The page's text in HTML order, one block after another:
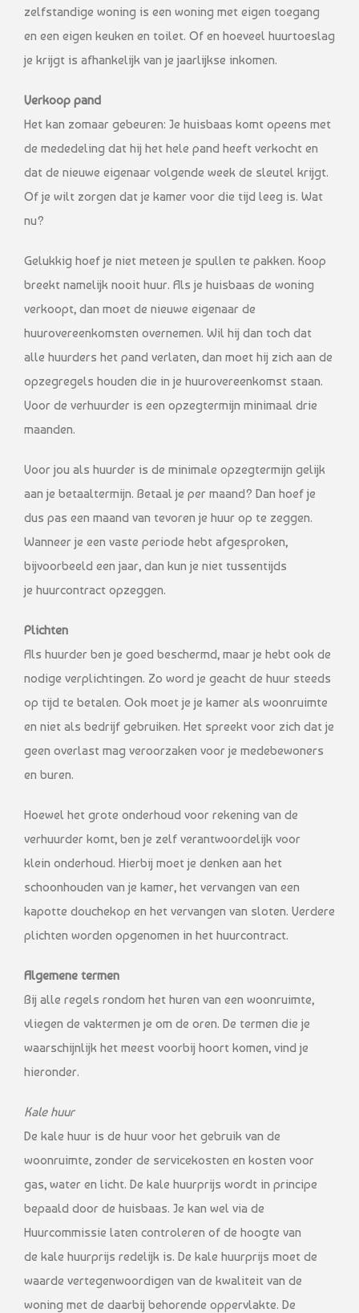
zelfstandige woning is een woning met eigen toegang
en een eigen keuken en toilet. Of en hoeveel huurtoeslag
je krijgt is afhankelijk van je jaarlijkse inkomen.
Verkoop pand
Het kan zomaar gebeuren: Je huisbaas komt opeens met
de mededeling dat hij het hele pand heeft verkocht en
dat de nieuwe eigenaar volgende week de sleutel krijgt.
Of je wilt zorgen dat je kamer voor die tijd leeg is. Wat
nu?
Gelukkig hoef je niet meteen je spullen te pakken. Koop
breekt namelijk nooit huur. Als je huisbaas de woning
verkoopt, dan moet de nieuwe eigenaar de
huurovereenkomsten overnemen. Wil hij dan toch dat
alle huurders het pand verlaten, dan moet hij zich aan de
opzegregels houden die in je huurovereenkomst staan.
Voor de verhuurder is een opzegtermijn minimaal drie
maanden.
Voor jou als huurder is de minimale opzegtermijn gelijk
aan je betaaltermijn. Betaal je per maand? Dan hoef je
dus pas een maand van tevoren je huur op te zeggen.
Wanneer je een vaste periode hebt afgesproken,
bijvoorbeeld een jaar, dan kun je niet tussentijds
je huurcontract opzeggen.
Plichten
Als huurder ben je goed beschermd, maar je hebt ook de
nodige verplichtingen. Zo word je geacht de huur steeds
op tijd te betalen. Ook moet je je kamer als woonruimte
en niet als bedrijf gebruiken. Het spreekt voor zich dat je
geen overlast mag veroorzaken voor je medebewoners
en buren.
Hoewel het grote onderhoud voor rekening van de
verhuurder komt, ben je zelf verantwoordelijk voor
klein onderhoud. Hierbij moet je denken aan het
schoonhouden van je kamer, het vervangen van een
kapotte douchekop en het vervangen van sloten. Verdere
plichten worden opgenomen in het huurcontract.
Algemene termen
Bij alle regels rondom het huren van een woonruimte,
vliegen de vaktermen je om de oren. De termen die je
waarschijnlijk het meest voorbij hoort komen, vind je
hieronder.
Kale huur
De kale huur is de huur voor het gebruik van de
woonruimte, zonder de servicekosten en kosten voor
gas, water en licht. De kale huurprijs wordt in principe
bepaald door de huisbaas. Je kan wel via de
Huurcommissie laten controleren of de hoogte van
de kale huurprijs redelijk is. De kale huurprijs moet de
waarde vertegenwoordigen van de kwaliteit van de
woning met de daarbij behorende oppervlakte. De